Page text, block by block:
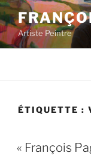
Aller
au
contenu
principal
Artiste Peintre
ÉTIQUETTE :
« François